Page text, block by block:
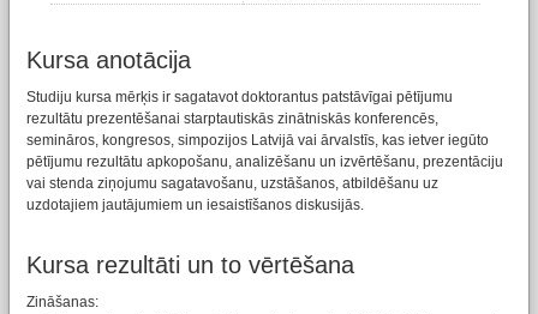
Kursa anotācija
Studiju kursa mērķis ir sagatavot doktorantus patstāvīgai pētījumu
rezultātu prezentēšanai starptautiskās zinātniskās konferencēs,
semināros, kongresos, simpozijos Latvijā vai ārvalstīs, kas ietver iegūto
pētījumu rezultātu apkopošanu, analizēšanu un izvērtēšanu, prezentāciju
vai stenda ziņojumu sagatavošanu, uzstāšanos, atbildēšanu uz
uzdotajiem jautājumiem un iesaistīšanos diskusijās.
Kursa rezultāti un to vērtēšana
Zināšanas: